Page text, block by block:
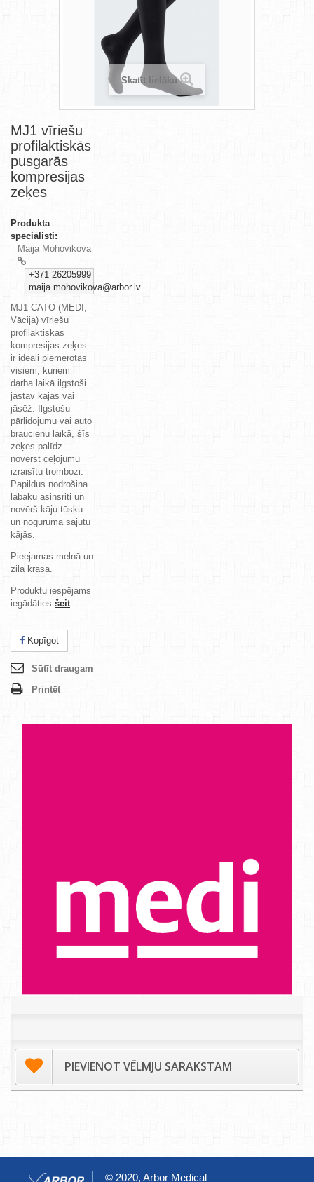
Skatīt lielāku
MJ1 vīriešu
profilaktiskās
pusgarās
kompresijas
zeķes
Produkta
speciālisti:
Maija Mohovikova
+371 26205999
maija.mohovikova@arbor.lv
MJ1 CATO (MEDI,
Vācija) vīriešu
profilaktiskās
kompresijas zeķes
ir ideāli piemērotas
visiem, kuriem
darba laikā ilgstoši
jāstāv kājās vai
jāsēž. Ilgstošu
pārlidojumu vai auto
braucienu laikā, šīs
zeķes palīdz
novērst ceļojumu
izraisītu trombozi.
Papildus nodrošina
labāku asinsriti un
novērš kāju tūsku
un noguruma sajūtu
kājās.
Pieejamas melnā un
zilā krāsā.
Produktu iespējams
iegādāties šeit.
Kopīgot
Sūtīt draugam
Printēt
PIEVIENOT VĒLMJU SARAKSTAM
© 2020, Arbor Medical